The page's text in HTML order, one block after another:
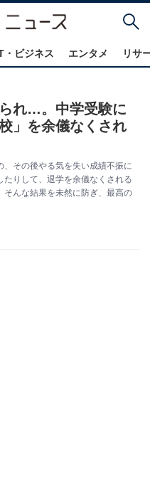
・ビジネス エンタメ リサ
れ…。中学受験に
」を余儀なくされ
その後やる気を失い成績不振に
りして、退学を余儀なくされる
んな結果を未然に防ぎ、最高の